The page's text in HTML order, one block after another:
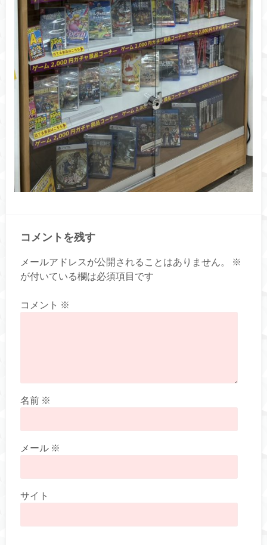
コメントを残す
メールアドレスが公開されることはありません。
※
が付いている欄は必須項目です
コメント ※
名前 ※
メール ※
サイト